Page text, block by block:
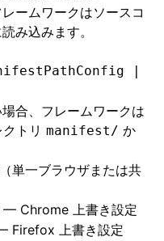
ームワークはソースコ
み込みます。
|
合、フレームワークは
トリ manifest/ か
単一ブラウザまたは共
— Chrome 上書き設定
Firefox 上書き設定